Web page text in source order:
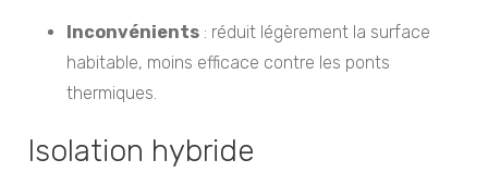
Inconvénients : réduit légèrement la surface
habitable, moins efficace contre les ponts
thermiques.
Isolation hybride